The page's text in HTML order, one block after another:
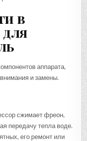
в
аппарата,
и замены.
сжимает фреон,
передачу тепла воде.
его ремонт или